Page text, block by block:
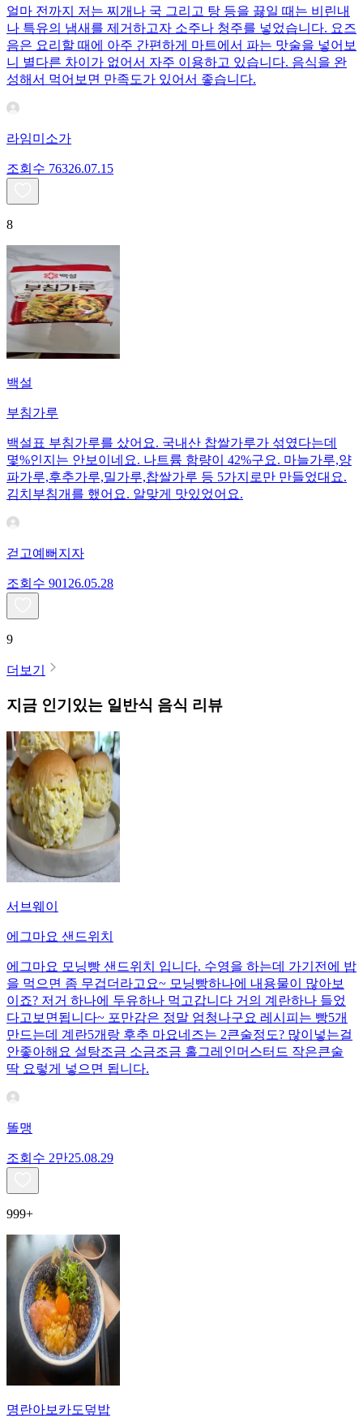
얼마 전까지 저는 찌개나 국 그리고 탕 등을 끓일 때는 비린내
나 특유의 냄새를 제거하고자 소주나 청주를 넣었습니다. 요즈
음은 요리할 때에 아주 간편하게 마트에서 파는 맛술을 넣어보
니 별다른 차이가 없어서 자주 이용하고 있습니다. 음식을 완
성해서 먹어보면 만족도가 있어서 좋습니다.
라임미소가
조회수 76326.07.15
8
백설
부침가루
백설표 부침가루를 샀어요. 국내산 찹쌀가루가 섞였다는데
몇%인지는 안보이네요. 나트륨 함량이 42%구요. 마늘가루,양
파가루,후추가루,밀가루,찹쌀가루 등 5가지로만 만들었대요.
김치부침개를 했어요. 알맞게 맛있었어요.
걷고예뻐지자
조회수 901 26.05.28
9
더보기
지금 인기있는 일반식 음식 리뷰
서브웨이
에그마요 샌드위치
에그마요 모닝빵 샌드위치 입니다. 수영을 하는데 가기전에 밥
을 먹으면 좀 무겁더라고요~ 모닝빵하나에 내용물이 많아보
이죠? 저거 하나에 두유하나 먹고갑니다 거의 계란하나 들었
다고보면됩니다~ 포만감은 정말 엄청나구요 레시피는 빵5개
만드는데 계란5개랑 후추 마요네즈는 2큰술정도? 많이넣는걸
안좋아해요 설탕조금 소금조금 홀그레인머스터드 작은큰술
딱 요렇게 넣으면 됩니다.
똘맹
조회수 2만25.08.29
999+
명란아보카도덮밥